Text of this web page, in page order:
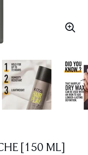
[150 ML]